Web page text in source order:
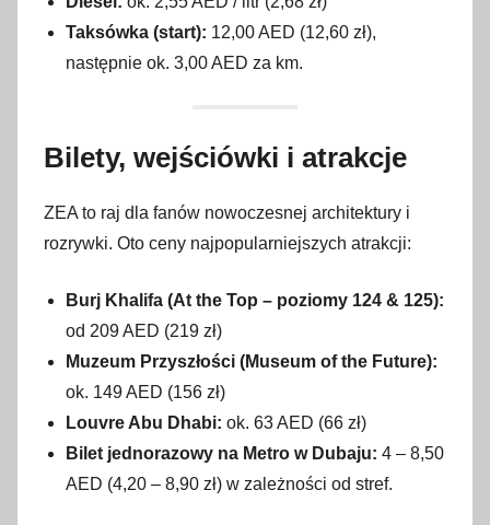
Taksówka (start): 12,00 AED (12,60 zł),
następnie ok. 3,00 AED za km.
Bilety, wejściówki i atrakcje
ZEA to raj dla fanów nowoczesnej architektury i
rozrywki. Oto ceny najpopularniejszych atrakcji:
Burj Khalifa (At the Top – poziomy 124 & 125):
od 209 AED (219 zł)
Muzeum Przyszłości (Museum of the Future):
ok. 149 AED (156 zł)
Louvre Abu Dhabi: ok. 63 AED (66 zł)
Bilet jednorazowy na Metro w Dubaju: 4 – 8,50
AED (4,20 – 8,90 zł) w zależności od stref.